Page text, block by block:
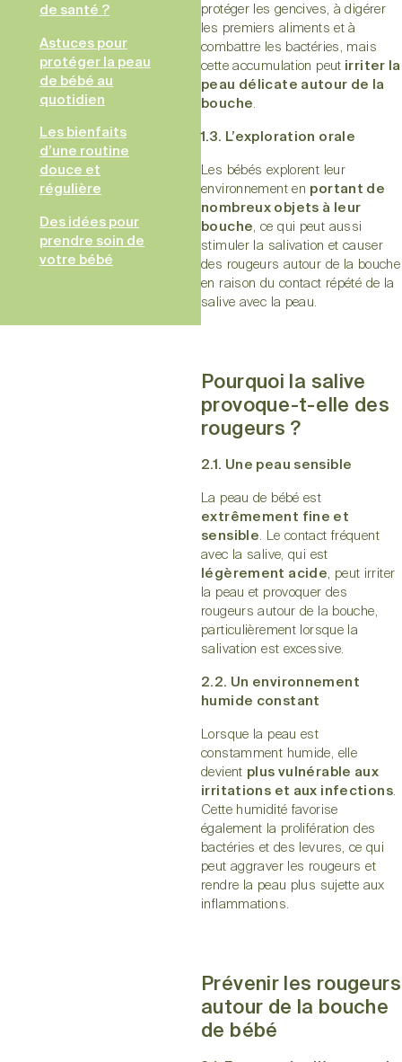
de santé ?
Astuces pour
protéger la peau
de bébé au
quotidien
Les bienfaits
d’une routine
douce et
régulière
Des idées pour
prendre soin de
votre bébé
protéger les gencives, à digérer
les premiers aliments et à
combattre les bactéries, mais
cette accumulation peut irriter la
peau délicate autour de la
bouche.
1.3. L’exploration orale
Les bébés explorent leur
environnement en portant de
nombreux objets à leur
bouche, ce qui peut aussi
stimuler la salivation et causer
des rougeurs autour de la bouche
en raison du contact répété de la
salive avec la peau.
Pourquoi la salive
provoque-t-elle des
rougeurs ?
2.1. Une peau sensible
La peau de bébé est
extrêmement fine et
sensible. Le contact fréquent
avec la salive, qui est
légèrement acide, peut irriter
la peau et provoquer des
rougeurs autour de la bouche,
particulièrement lorsque la
salivation est excessive.
2.2. Un environnement
humide constant
Lorsque la peau est
constamment humide, elle
devient plus vulnérable aux
irritations et aux infections.
Cette humidité favorise
également la prolifération des
bactéries et des levures, ce qui
peut aggraver les rougeurs et
rendre la peau plus sujette aux
inflammations.
Prévenir les rougeurs
autour de la bouche
de bébé